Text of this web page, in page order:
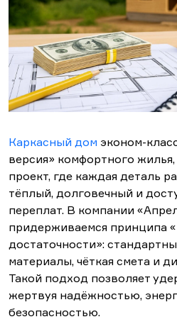
Каркасный дом эконом-
версия» комфортного
проект, где каждая деталь
тёплый, долговечный и
переплат. В компании
придерживаемся принципа
достаточности»:
материалы, чёткая смета и
Такой подход позволяет
жертвуя надёжностью,
безопасностью.